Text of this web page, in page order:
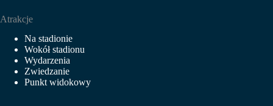
Atrakcje
Na stadionie
Wokół stadionu
Wydarzenia
Zwiedzanie
Punkt widokowy